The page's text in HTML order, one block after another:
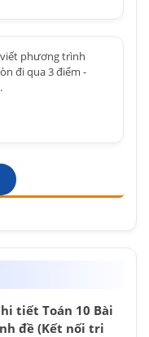
viết phương trình
đi qua 3 điểm -
tiết Toán 10 Bài
đề (Kết nối tri